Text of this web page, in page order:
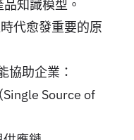
知識模型。
代愈發重要的原
協助企業：
Source of